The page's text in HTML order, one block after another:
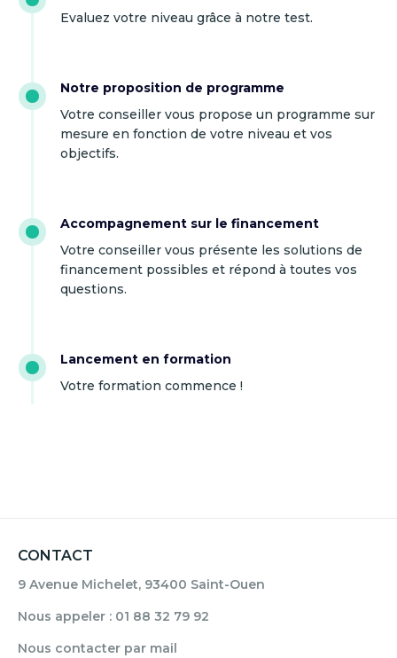
Evaluez votre niveau grâce à notre test.
Notre proposition de programme
Votre conseiller vous propose un programme sur
mesure en fonction de votre niveau et vos
objectifs.
Accompagnement sur le financement
Votre conseiller vous présente les solutions de
financement possibles et répond à toutes vos
questions.
Lancement en formation
Votre formation commence !
CONTACT
9 Avenue Michelet, 93400 Saint-Ouen
Nous appeler : 01 88 32 79 92
Nous contacter par mail